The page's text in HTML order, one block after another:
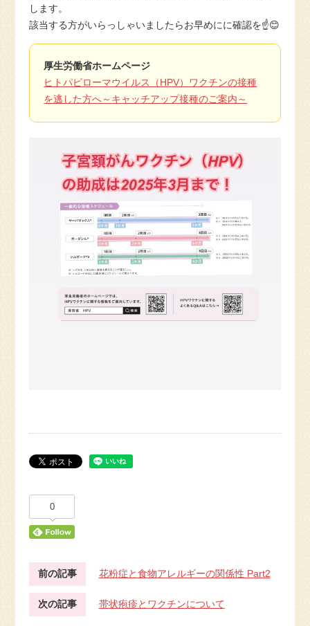
します。
該当する方がいらっしゃいましたらお早めにに確認を☝️😊
厚生労働省ホームページ
ヒトパピローマウイルス（HPV）ワクチンの接種
を逃した方へ～キャッチアップ接種のご案内～
0
前の記事 花粉症と食物アレルギーの関係性 Part2
次の記事 帯状疱疹とワクチンについて